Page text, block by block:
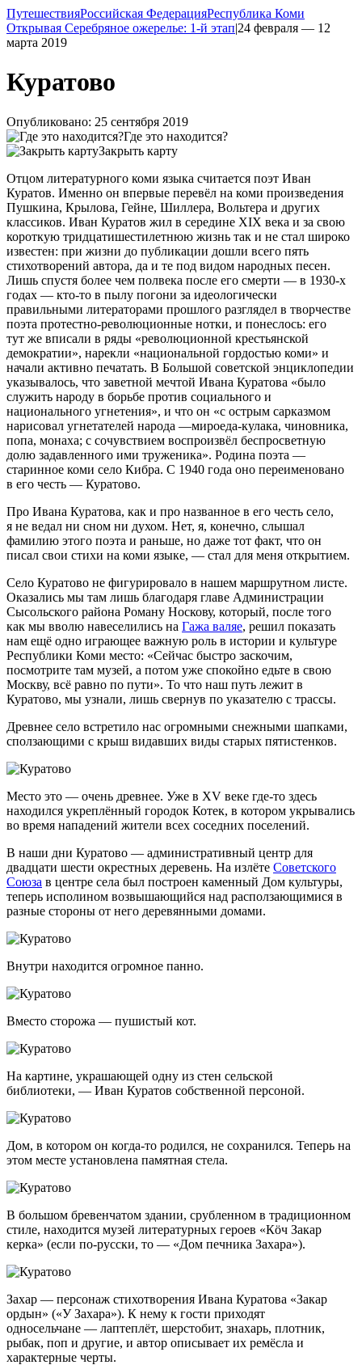
ПутешествияРоссийская ФедерацияРеспублика Коми
Открывая Серебряное ожерелье: 1-й этап|24 февраля — 12
марта 2019
Куратово
Опубликовано: 25 сентября 2019
Где это находится?
Закрыть карту
Отцом литературного коми языка считается поэт Иван
Куратов. Именно он впервые перевёл на коми произведения
Пушкина, Крылова, Гейне, Шиллера, Вольтера и других
классиков. Иван Куратов жил в середине XIX века и за свою
короткую тридцатишестилетнюю жизнь так и не стал широко
известен: при жизни до публикации дошли всего пять
стихотворений автора, да и те под видом народных песен.
Лишь спустя более чем полвека после его смерти — в 1930-х
годах — кто-то в пылу погони за идеологически
правильными литераторами прошлого разглядел в творчестве
поэта протестно-революционные нотки, и понеслось: его
тут же вписали в ряды «революционной крестьянской
демократии», нарекли «национальной гордостью коми» и
начали активно печатать. В Большой советской энциклопедии
указывалось, что заветной мечтой Ивана Куратова «было
служить народу в борьбе против социального и
национального угнетения», и что он «с острым сарказмом
нарисовал угнетателей народа —мироеда-кулака, чиновника,
попа, монаха; с сочувствием воспроизвёл беспросветную
долю задавленного ими труженика». Родина поэта —
старинное коми село Кибра. С 1940 года оно переименовано
в его честь — Куратово.
Про Ивана Куратова, как и про названное в его честь село,
я не ведал ни сном ни духом. Нет, я, конечно, слышал
фамилию этого поэта и раньше, но даже тот факт, что он
писал свои стихи на коми языке, — стал для меня открытием.
Село Куратово не фигурировало в нашем маршрутном листе.
Оказались мы там лишь благодаря главе Администрации
Сысольского района Роману Носкову, который, после того
как мы вволю навеселились на Гажа валяе, решил показать
нам ещё одно играющее важную роль в истории и культуре
Республики Коми место: «Сейчас быстро заскочим,
посмотрите там музей, а потом уже спокойно едьте в свою
Москву, всё равно по пути». То что наш путь лежит в
Куратово, мы узнали, лишь свернув по указателю с трассы.
Древнее село встретило нас огромными снежными шапками,
сползающими с крыш видавших виды старых пятистенков.
Место это — очень древнее. Уже в XV веке где-то здесь
находился укреплённый городок Котек, в котором укрывались
во время нападений жители всех соседних поселений.
В наши дни Куратово — административный центр для
двадцати шести окрестных деревень. На излёте Советского
Союза в центре села был построен каменный Дом культуры,
теперь исполином возвышающийся над расползающимися в
разные стороны от него деревянными домами.
Внутри находится огромное панно.
Вместо сторожа — пушистый кот.
На картине, украшающей одну из стен сельской
библиотеки, — Иван Куратов собственной персоной.
Дом, в котором он когда-то родился, не сохранился. Теперь на
этом месте установлена памятная стела.
В большом бревенчатом здании, срубленном в традиционном
стиле, находится музей литературных героев «Кöч Закар
керка» (если по-русски, то — «Дом печника Захара»).
Захар — персонаж стихотворения Ивана Куратова «Закар
ордын» («У Захара»). К нему к гости приходят
односельчане — лаптеплёт, шерстобит, знахарь, плотник,
рыбак, поп и другие, и автор описывает их ремёсла и
характерные черты.